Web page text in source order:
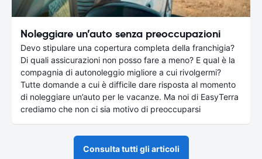
Noleggiare un’auto senza preoccupazioni
Devo stipulare una copertura completa della franchigia?
Di quali assicurazioni non posso fare a meno? E qual è la
compagnia di autonoleggio migliore a cui rivolgermi?
Tutte domande a cui è difficile dare risposta al momento
di noleggiare un’auto per le vacanze. Ma noi di EasyTerra
crediamo che non ci sia motivo di preoccuparsi
Consulta tutti gli articoli